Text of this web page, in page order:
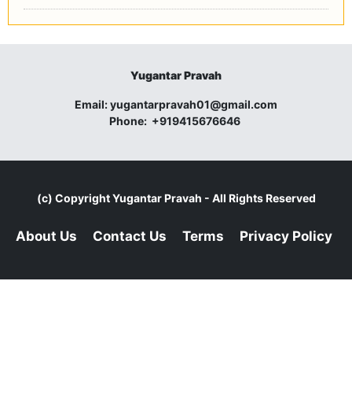
Yugantar Pravah
Email:yugantarpravah01@gmail.com
Phone: +919415676646
(c) CopyrightYugantar Pravah - All Rights Reserved
About Us Contact Us Terms Privacy Policy